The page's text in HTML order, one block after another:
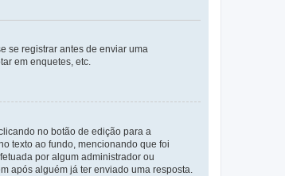
se registrar antes de enviar uma
em enquetes, etc.
no botão de edição para a
texto ao fundo, mencionando que foi
por algum administrador ou
após alguém já ter enviado uma resposta.